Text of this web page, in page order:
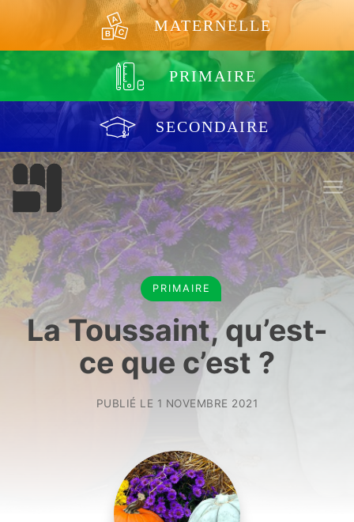
MATERNELLE
PRIMAIRE
SECONDAIRE
PRIMAIRE
La Toussaint, qu’est-
ce que c’est ?
PUBLIÉ LE 1 NOVEMBRE 2021